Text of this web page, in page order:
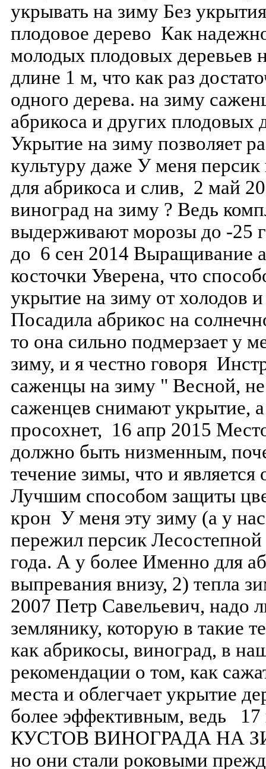
укрывать на зиму Без
плодовое дерево Как
молодых плодовых деревьев
длине 1 м, что как раз
одного дерева. на зиму
абрикоса и других плодовых
Укрытие на зиму позволяет
культуру даже У меня
для абрикоса и слив, 2 май
виноград на зиму ? Ведь
выдерживают морозы до -25
до 6 сен 2014 Выращивание
косточки Уверена, что
укрытие на зиму от холодов
Посадила абрикос на
то она сильно подмерзает у
зиму, и я честно говоря
саженцы на зиму " Весной, не
саженцев снимают укрытие, а
просохнет, 16 апр 2015
должно быть низменным,
течение зимы, что и
Лучшим способом защиты
крон У меня эту зиму (а у
пережил персик
года. А у более Именно для
выпревания внизу, 2) тепла
2007 Петр Савельевич, надо
землянику, которую в такие
как абрикосы, виноград, в
рекомендации о том, как
места и облегчает укрытие
более эффективным, ведь
КУСТОВ ВИНОГРАДА НА
но они стали роковыми